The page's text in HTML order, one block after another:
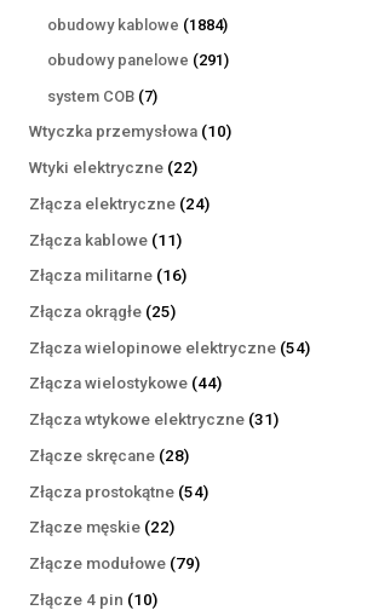
obudowy kablowe 18841884
produkty
obudowy panelowe 291291
system COB 77
produktów
Wtyczka przemysłowa 1010
Wtyki elektryczne 2222
produkty
Złącza elektryczne 2424
Złącza kablowe 1111
produktów
Złącza militarne 1616
Złącza okrągłe 2525
produktów
Złącza wielopinowe elektryczne 5454
Złącza wielostykowe 4444
produkty
Złącza wtykowe elektryczne 3131
Złącze skręcane 2828
produktów
Złącza prostokątne 5454
Złącze męskie 2222
produkty
Złącze modułowe 7979
Złącze 4 pin 1010